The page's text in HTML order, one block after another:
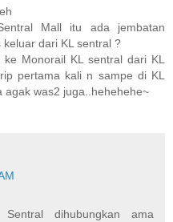
Mall itu ada jembatan
dari KL sentral ?
Monorail KL sentral dari KL
pertama kali n sampe di KL
agak was2 juga..hehehehe~
dihubungkan ama